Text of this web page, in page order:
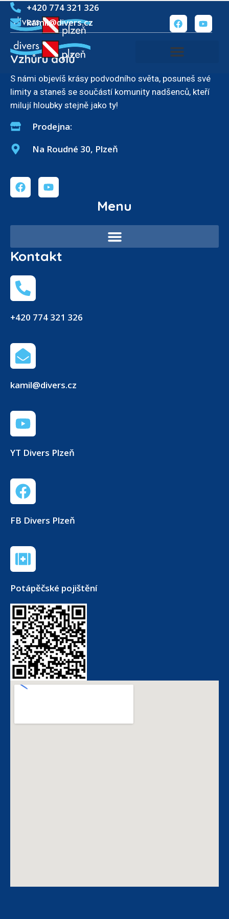
+420 774 321 326
kamil@divers.cz
Vzhůru dolů
S námi objevíš krásy podvodního světa, posuneš své
limity a staneš se součástí komunity nadšenců, kteří
milují hloubky stejně jako ty!
Prodejna:
Na Roudné 30, Plzeň
Menu
Kontakt
+420 774 321 326
kamil@divers.cz
YT Divers Plzeň
FB Divers Plzeň
Potápěčské pojištění